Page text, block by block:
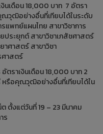
นเดือน 18,000 บาท 7 อัตรา
วุฒิอย่างอื่นที่เทียบได้ในระดับ
รแพทย์แผนไทย สาขาวิชาการ
ประยุกต์ สาขาวิชาเภสัชศาสตร์
าศาสตร์ สาขาวิชา
ศาสตร์
อัตราเงินเดือน 18,000 บาท 2
รือคุณวุฒิอย่างอื่นที่เทียบได้ใน
ตั้งแต่วันที่ 19 – 23 มีนาคม
ร